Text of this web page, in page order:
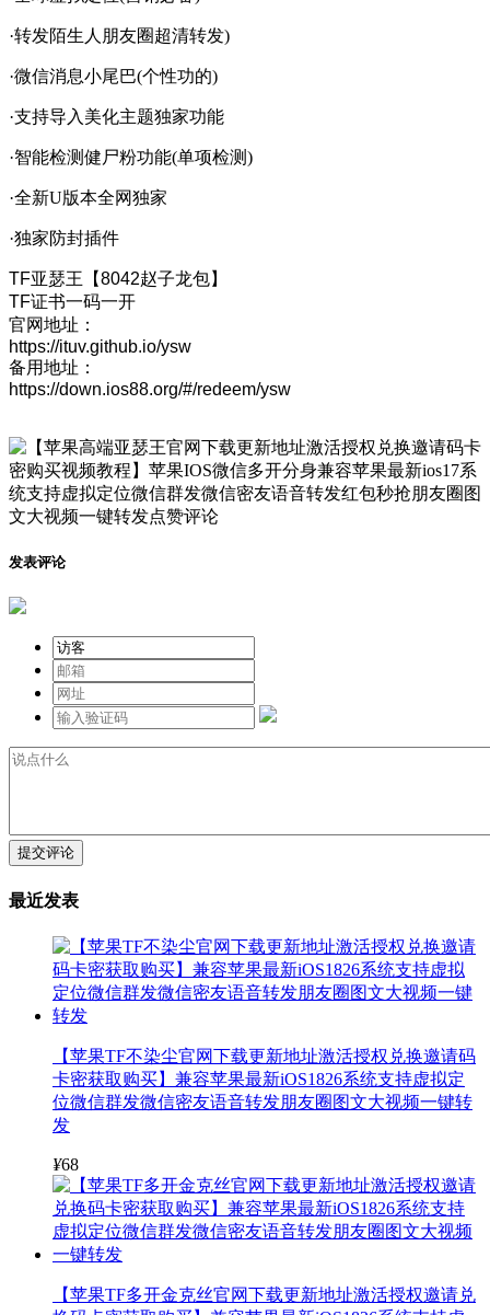
·转发陌生人朋友圈超清转发)
·微信消息小尾巴(个性功的)
·支持导入美化主题独家功能
·智能检测健尸粉功能(单项检测)
·全新U版本全网独家
·独家防封插件
TF亚瑟王【8042赵子龙包】
TF证书一码一开
官网地址：
https://ituv.github.io/ysw
备用地址：
https://down.ios88.org/#/redeem/ysw
发表评论
提交评论
最近发表
【苹果TF不染尘官网下载更新地址激活授权兑换邀请码
卡密获取购买】兼容苹果最新iOS1826系统支持虚拟定
位微信群发微信密友语音转发朋友圈图文大视频一键转
发
¥68
【苹果TF多开金克丝官网下载更新地址激活授权邀请兑